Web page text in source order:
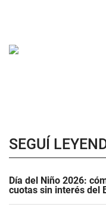
SEGUÍ
Día del Niño 2026:
cuotas sin interés del